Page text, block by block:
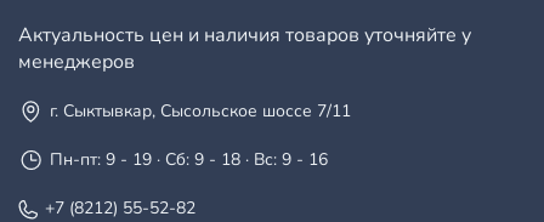
Актуальность цен и наличия товаров уточняйте у
менеджеров
г. Сыктывкар, Сысольское шоссе 7/11
Пн-пт: 9 - 19 · Сб: 9 - 18 · Вс: 9 - 16
+7 (8212) 55-52-82